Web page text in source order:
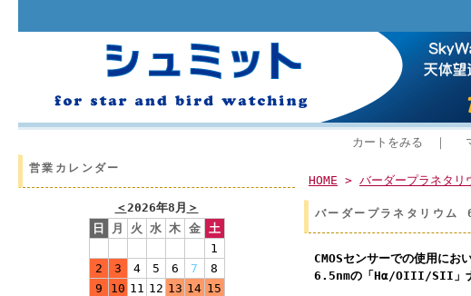
カートをみる ｜
営業カレンダー
＜2026年8月 ＞
日
月 火 水 木 金
土
1
2
3 4 5 6 7
8
9
10 11 12 13 14 15
HOME > バーダープラネタリ
バーダープラネタリウ
CMOSセンサーでの使用に
6.5nmの「Hα/OIII/SII」ナ